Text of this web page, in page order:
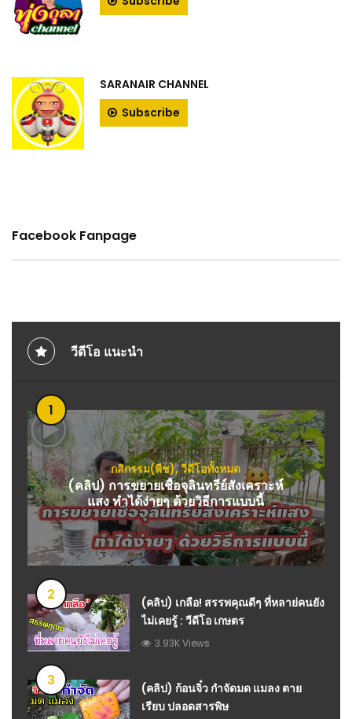
SARANAIR CHANNEL
Subscribe
Facebook Fanpage
วีดีโอ แนะนำ
1
กสิกรรม(พืช),วีดีโอทั้งหมด
(คลิป) การขยายเชื้อจุลินทรีย์สังเคราะห์
แสง ทำได้ง่ายๆ ด้วยวิธีการแบบนี้
2
(คลิป) เกลือ! สรรพคุณดีๆ ที่หลาย่คนยัง
ไม่เคยรู้ : วีดีโอ เกษตร
3.93K Views
3
(คลิป) ก้อนจิ๋ว กำจัดมด แมลง ตาย
เรียบ ปลอดสารพิษ